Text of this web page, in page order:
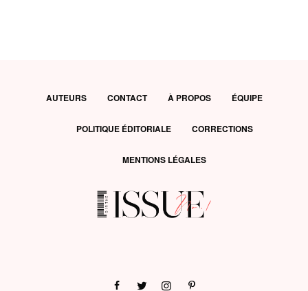
AUTEURS CONTACT À PROPOS ÉQUIPE
POLITIQUE ÉDITORIALE CORRECTIONS
MENTIONS LÉGALES